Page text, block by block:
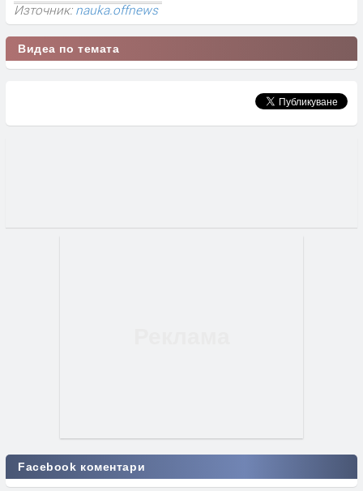
Източник:nauka.offnews
Видеа по темата
Facebook коментари